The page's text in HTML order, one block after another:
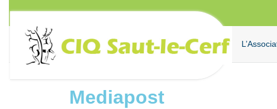
contenu
Mediapost